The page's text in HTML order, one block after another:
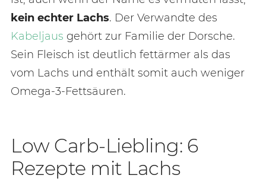
kein echter Lachs. Der Verwandte des
Kabeljaus gehört zur Familie der Dorsche.
Sein Fleisch ist deutlich fettärmer als das
vom Lachs und enthält somit auch weniger
Omega-3-Fettsäuren.
Low Carb-Liebling: 6
Rezepte mit Lachs